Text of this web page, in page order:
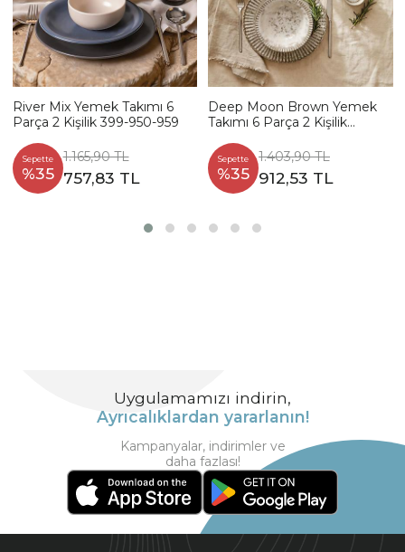
River Mix Yemek Takımı 6
Parça 2 Kişilik 399-950-959
Sepette
%35
1.165,90 TL
757,83 TL
Deep Moon Brown Yemek
Takımı 6 Parça 2 Kişilik
Sepette
%35
1.403,90 TL
912,53 TL
Uygulamamızı indirin,
Ayrıcalıklardan yararlanın!
Kampanyalar, indirimler ve
daha fazlası!